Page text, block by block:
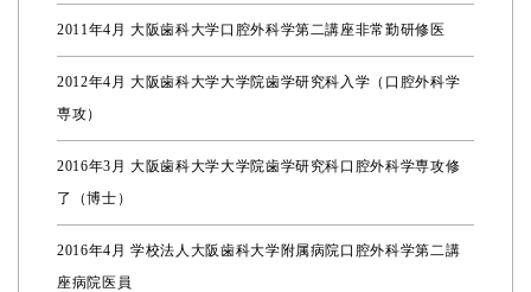
2011年4月 大阪歯科大学口腔外科学第二講座非常勤研修医
2012年4月 大阪歯科大学大学院歯学研究科入学（口腔外科学
専攻）
2016年3月 大阪歯科大学大学院歯学研究科口腔外科学専攻修
了（博士）
2016年4月 学校法人大阪歯科大学附属病院口腔外科学第二講
座病院医員